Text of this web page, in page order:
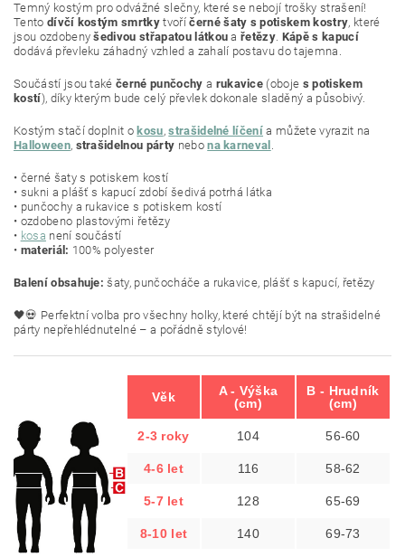
Temný kostým pro odvážné slečny, které se nebojí trošky strašení!
Tento dívčí kostým smrtky tvoříčerné šaty s potiskem kostry, které
jsou ozdobenyšedivou střapatou látkou ařetězy. Kápě s kapucí
dodává převleku záhadný vzhled a zahalí postavu do tajemna.
Součástí jsou takéčerné punčochy a rukavice (oboje s potiskem
kostí), díky kterým bude celý převlek dokonale sladěný a působivý.
Kostým stačí doplnit o kosu,strašidelné líčení a můžete vyrazit na
Halloween, strašidelnou párty nebona karneval .
• černé šaty s potiskem kostí
• sukni a plášť s kapucí zdobí šedivá potrhá látka
• punčochy a rukavice s potiskem kostí
• ozdobeno plastovými řetězy
• kosa není součástí
• materiál: 100% polyester
Balení obsahuje: šaty, punčocháče a rukavice, plášť s kapucí, řetězy
🖤💀 Perfektní volba pro všechny holky, které chtějí být na strašidelné
párty nepřehlédnutelné – a pořádně stylové!
Věk
A - Výška
(cm)
B - Hrudník
(cm)
2-3 roky 104 56-60
4-6 let 116 58-62
5-7 let 128 65-69
8-10 let 140 69-73